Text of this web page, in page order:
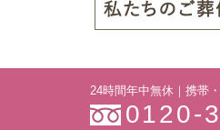
24時間年中無休｜携帯
0120-